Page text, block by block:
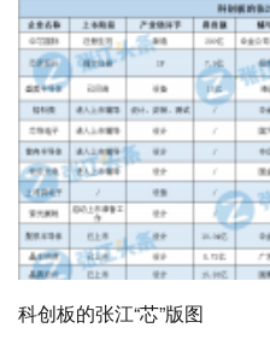
科创板的张江“芯”版图